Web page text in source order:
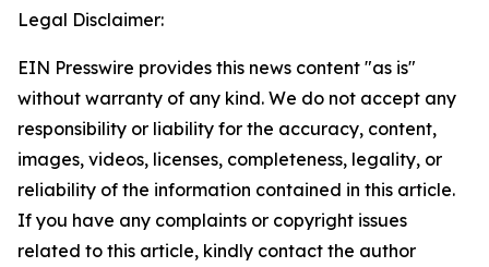
Legal Disclaimer:
EIN Presswire provides this news content "as is"
without warranty of any kind. We do not accept any
responsibility or liability for the accuracy, content,
images, videos, licenses, completeness, legality, or
reliability of the information contained in this article.
If you have any complaints or copyright issues
related to this article, kindly contact the author